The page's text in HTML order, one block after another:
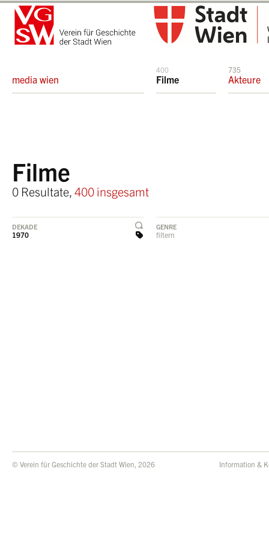
media wien
400
Filme
735
Akteure
Filme
0 Resultate, 400 insgesamt
DEKADE
1970
GENRE
filtern
© Verein für Geschichte der Stadt Wien, 2026 Information &